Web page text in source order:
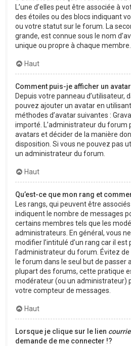
L’une d’elles peut être associée à
des étoiles ou des blocs indiquant
ou votre statut sur le forum. La
grande, est connue sous le nom
unique ou propre à chaque membre.
Haut
Comment puis-je afficher un
Depuis votre panneau d’utilisateur,
pouvez ajouter un avatar en
méthodes d’avatar suivantes :
importé. L’administrateur du forum
avatars et décider de la manière
disposition. Si vous ne pouvez pas
un administrateur du forum.
Haut
Qu’est-ce que mon rang et
Les rangs, qui peuvent être
indiquent le nombre de messages
certains membres tels que les
administrateurs. En général, vous
modifier l’intitulé d’un rang car il
l’administrateur du forum. Évitez
le forum dans le seul but de passer
plupart des forums, cette pratique
modérateur (ou un administrateur)
votre compteur de messages.
Haut
Lorsque je clique sur le lien
demande de me connecter !?